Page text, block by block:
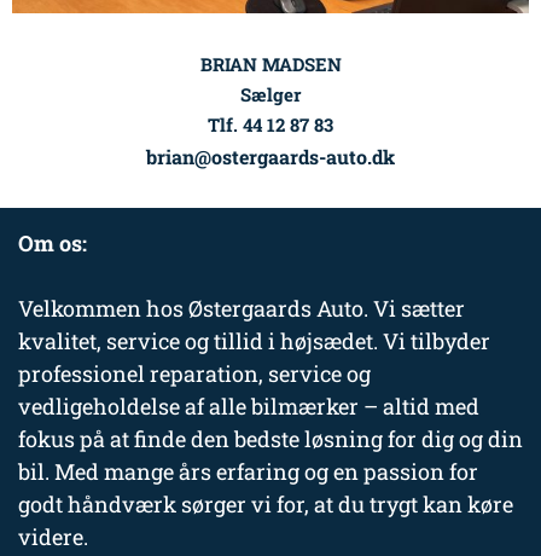
BRIAN MADSEN
Sælger
Tlf. 44 12 87 83
brian@ostergaards-auto.dk
Om os:
Velkommen hos Østergaards Auto. Vi sætter
kvalitet, service og tillid i højsædet. Vi tilbyder
professionel reparation, service og
vedligeholdelse af alle bilmærker – altid med
fokus på at finde den bedste løsning for dig og din
bil. Med mange års erfaring og en passion for
godt håndværk sørger vi for, at du trygt kan køre
videre.